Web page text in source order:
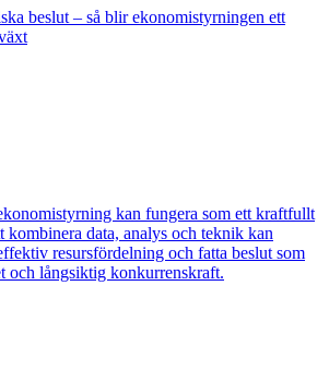
beslut – så blir ekonomistyrningen ett
kan fungera som ett kraftfullt
kombinera data, analys och teknik kan
resursfördelning och fatta beslut som
och långsiktig konkurrenskraft.